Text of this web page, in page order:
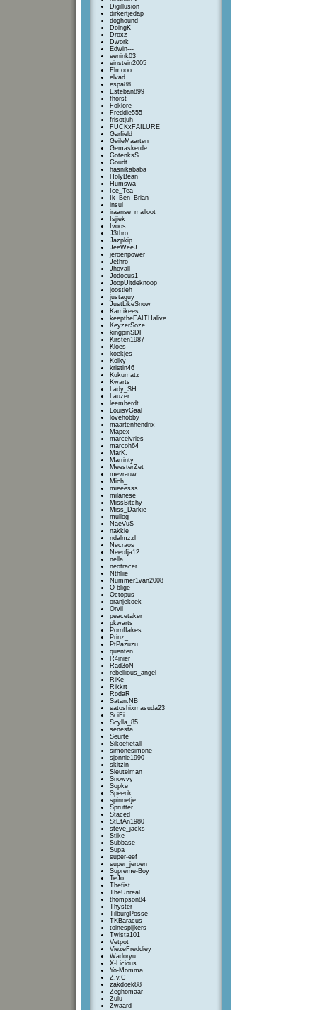
Digillusion
dirkertjedap
doghound
DoingK
Droxz
Dwork
Edwin---
eenink03
einstein2005
Elmooo
elvad
espa88
Esteban899
fhorst
Foklore
Freddie555
frisotjuh
FUCKxFAILURE
Garfield
GeileMaarten
Gemaskerde
GotenksS
Goudt
hasnikababa
HolyBean
Humswa
Ice_Tea
Ik_Ben_Brian
insul
iraanse_malloot
Isjiek
Ivoos
J3thro
Jazpkip
JeeWeeJ
jeroenpower
Jethro-
Jhovall
Jodocus1
JoopUitdeknoop
joostieh
justaguy
JustLikeSnow
Kamikees
keeptheFAITHalive
KeyzerSoze
kingpinSDF
Kirsten1987
Kloes
koekjes
Kolky
kristin46
Kukumatz
Kwarts
Lady_SH
Lauzer
leemberdt
LouisvGaal
lovehobby
maartenhendrix
Mapex
marcelvries
marcoh64
MarK.
Marrinty
MeesterZet
mevrauw
Mich_
mieeesss
milanese
MissBitchy
Miss_Darkie
mullog
NaeVuS
nakkie
ndalmzzl
Necraos
Neeofja12
nella
neotracer
Nthliie
Nummer1van2008
O-blige
Octopus
oranjekoek
Orvil
peacetaker
pkwarts
PornfIakes
Prinz_
PtPazuzu
quenten
R4inier
Rad3oN
rebellious_angel
RiKe
Rikkrt
RodaR
Satan.NB
satoshixmasuda23
SciFi
Scylla_85
senesta
Seurte
Sikoefietall
simonesimone
sjonnie1990
skitzin
Sleutelman
Snowvy
Sopke
Speerik
spinnetje
Sprutter
Staced
StEfAn1980
steve_jacks
Stike
Subbase
Supa
super-eef
super_jeroen
Supreme-Boy
TeJo
Thefist
TheUnreal
thompson84
Thyster
TilburgPosse
TKBaracus
toinespijkers
Twista101
Vetpot
ViezeFreddiey
Wadoryu
X-Licious
Yo-Momma
Z.v.C
zakdoek88
Zeghomaar
Zulu
Zwaard